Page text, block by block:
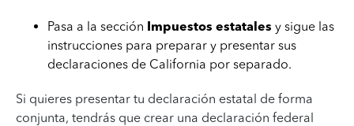
Pasa a la sección Impuestos estatales y sigue las
instrucciones para preparar y presentar sus
declaraciones de California por separado.
Si quieres presentar tu declaración estatal de forma
conjunta, tendrás que crear una declaración federal